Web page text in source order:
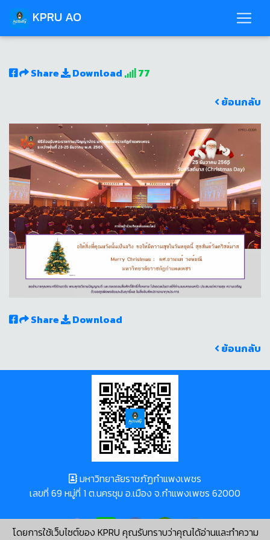
KPRU AO
Share Download
77
ย้อนกลับ
Share
Download
ย้อนกลับ
โดยการใช้เว็บไซต์ของ KPRU คุณรับทราบว่าคุณได้อ่านและทำความ
มหาวิทยาลัยราชภัฏกำแพงเพชร
เลขที่ 69 หมู่ที่ 1 ต.นครชุม อ.เมือง จ.กำแพงเพชร 62000